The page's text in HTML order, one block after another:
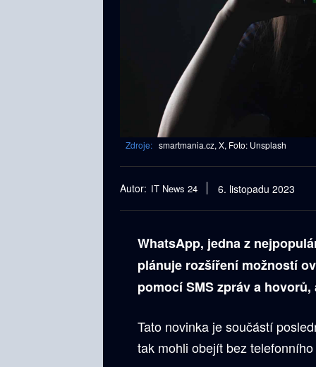
Zdroje: smartmania.cz, X, Foto: Unsplash
Autor: IT News 24 6. listopadu 2023
WhatsApp, jedna z
plánuje rozšíření možností
pomocí SMS zpráv a
Tato novinka je součástí
tak mohli obejít bez